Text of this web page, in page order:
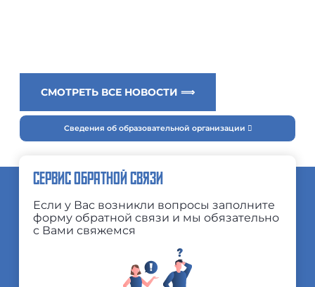
СМОТРЕТЬ ВСЕ НОВОСТИ ⟹
Сведения об образовательной организации
СЕРВИС ОБРАТНОЙ СВЯЗИ
Если у Вас возникли вопросы заполните
форму обратной связи и мы обязательно
с Вами свяжемся